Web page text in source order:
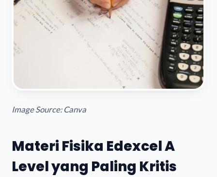
Image Source: Canva
Materi Fisika Edexcel A
Level yang Paling Kritis